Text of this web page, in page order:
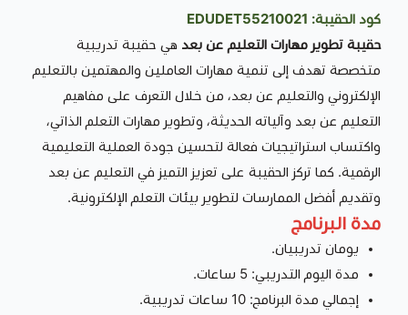
كود الحقيبة: EDUDET55210021
حقيبة تطوير مهارات التعليم عن بعد هي حقيبة تدريبية
متخصصة تهدف إلى تنمية مهارات العاملين والمهتمين بالتعليم
الإلكتروني والتعليم عن بعد، من خلال التعرف على مفاهيم
التعليم عن بعد وآلياته الحديثة، وتطوير مهارات التعلم الذاتي،
واكتساب استراتيجيات فعالة لتحسين جودة العملية التعليمية
الرقمية. كما تركز الحقيبة على تعزيز التميز في التعليم عن بعد
وتقديم أفضل الممارسات لتطوير بيئات التعلم الإلكترونية.
مدة البرنامج
يومان تدريبيان.
مدة اليوم التدريبي: 5 ساعات.
إجمالي مدة البرنامج: 10 ساعات تدريبية.